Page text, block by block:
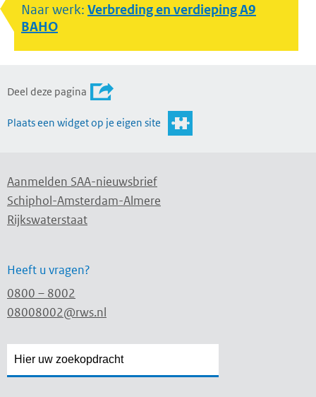
Naar werk: Verbreding en verdieping A9
BAHO
Deel deze pagina
Plaats een widget op je eigen site
Aanmelden SAA-nieuwsbrief
Schiphol-Amsterdam-Almere
Rijkswaterstaat
Heeft u vragen?
0800 – 8002
08008002@rws.nl